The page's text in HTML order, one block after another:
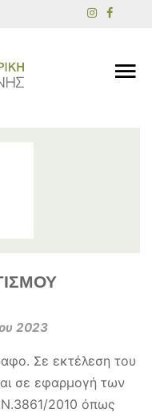
2023
Σε εκτέλεση του
σε εφαρμογή των
Ν.3861/2010 όπως